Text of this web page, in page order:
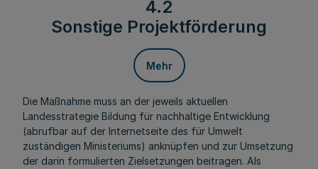
4.2
Sonstige Projektförderung
Mehr
Die Maßnahme muss an der jeweils aktuellen
Landesstrategie Bildung für nachhaltige Entwicklung
(abrufbar auf der Internetseite des für Umwelt
zuständigen Ministeriums) anknüpfen und zur Umsetzung
der darin formulierten Zielsetzungen beitragen. Als